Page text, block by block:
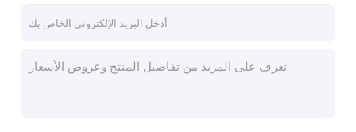
مرشح مرشح المستقطب